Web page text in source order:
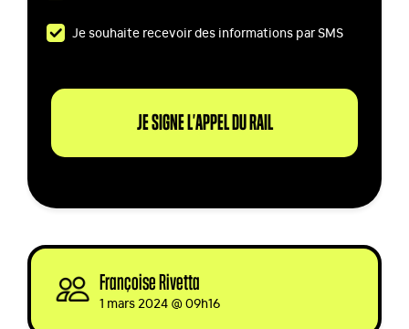
Je souhaite recevoir des informations par SMS
Françoise Rivetta
1 mars 2024 @ 09h16